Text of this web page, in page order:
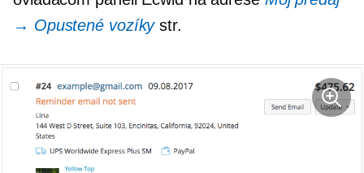
→ Opustené vozíkystr.